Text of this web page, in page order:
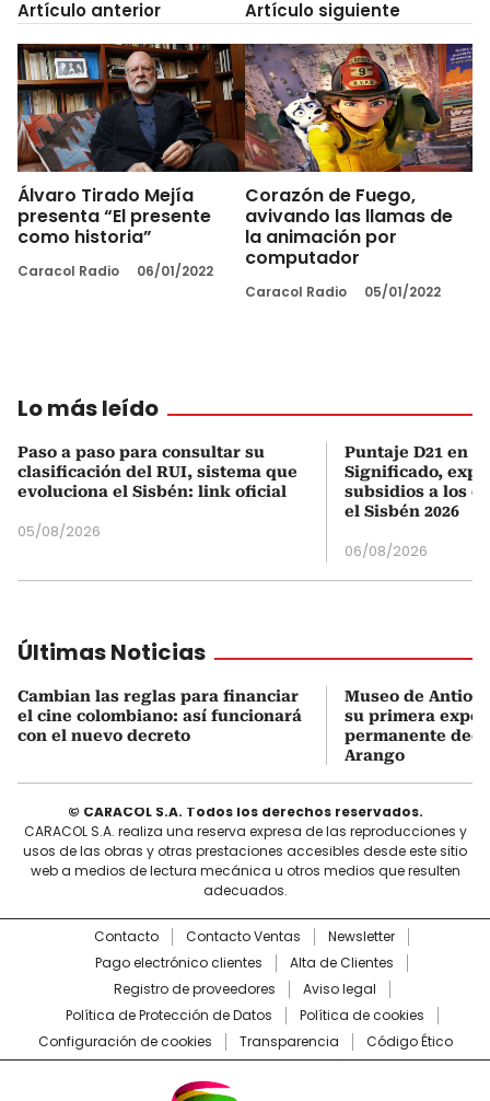
Artículo anterior
Álvaro Tirado Mejía
presenta “El presente
como historia”
Caracol Radio 06/01/2022
Artículo siguiente
Corazón de Fuego,
avivando las llamas de
la animación por
computador
Caracol Radio 05/01/2022
Lo más leído
Paso a paso para consultar su
clasificación del RUI, sistema que
evoluciona el Sisbén: link oficial
05/08/2026
Puntaje D21 en
Significado,
subsidios a los
el Sisbén 2026
06/08/2026
Últimas Noticias
Cambian las reglas para financiar
el cine colombiano: así funcionará
con el nuevo decreto
Museo de
su primera
permanente
Arango
© CARACOL S.A. Todos los derechos reservados.
CARACOL S.A. realiza una reserva expresa de las reproducciones y
usos de las obras y otras prestaciones accesibles desde este sitio
web a medios de lectura mecánica u otros medios que resulten
adecuados.
Contacto Contacto Ventas
Newsletter
Pago electrónico clientes
Alta de Clientes
Registro de proveedores
Aviso legal
Política de Protección de Datos
Política de cookies
Configuración de cookies
Transparencia Código Ético